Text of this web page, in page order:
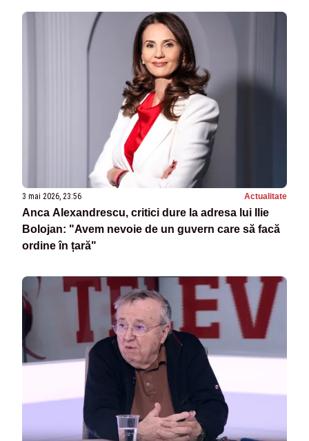
3 mai 2026, 23:56 Actualitate
Anca Alexandrescu, critici dure la adresa lui Ilie
Bolojan: "Avem nevoie de un guvern care să facă
ordine în țară"